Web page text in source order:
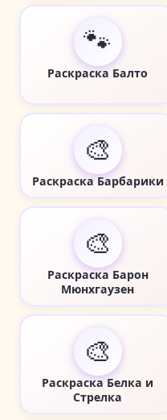
🐾
Раскраска Балто
🎨
Раскраска Барбарики
🎨
Раскраска Барон
Мюнхгаузен
🎨
Раскраска Белка и
Стрелка